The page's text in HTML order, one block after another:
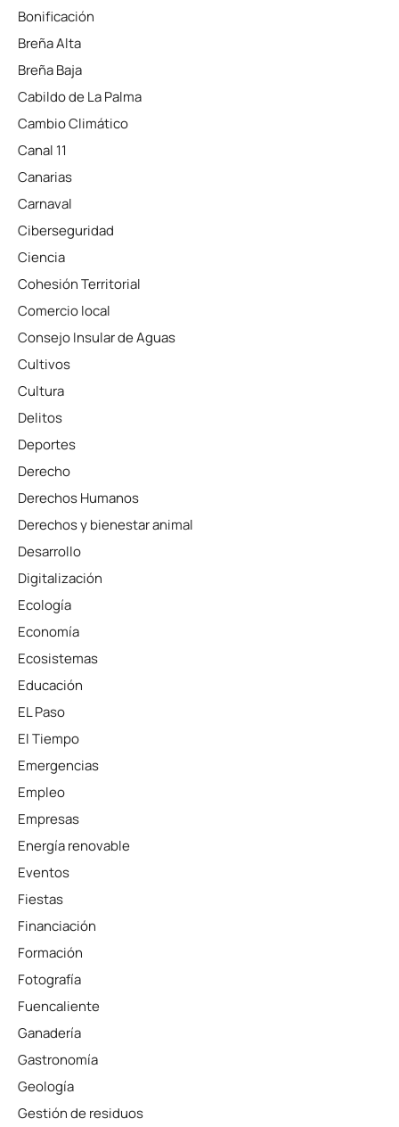
Bonificación
Breña Alta
Breña Baja
Cabildo de La Palma
Cambio Climático
Canal 11
Canarias
Carnaval
Ciberseguridad
Ciencia
Cohesión Territorial
Comercio local
Consejo Insular de Aguas
Cultivos
Cultura
Delitos
Deportes
Derecho
Derechos Humanos
Derechos y bienestar animal
Desarrollo
Digitalización
Ecología
Economía
Ecosistemas
Educación
EL Paso
El Tiempo
Emergencias
Empleo
Empresas
Energía renovable
Eventos
Fiestas
Financiación
Formación
Fotografía
Fuencaliente
Ganadería
Gastronomía
Geología
Gestión de residuos